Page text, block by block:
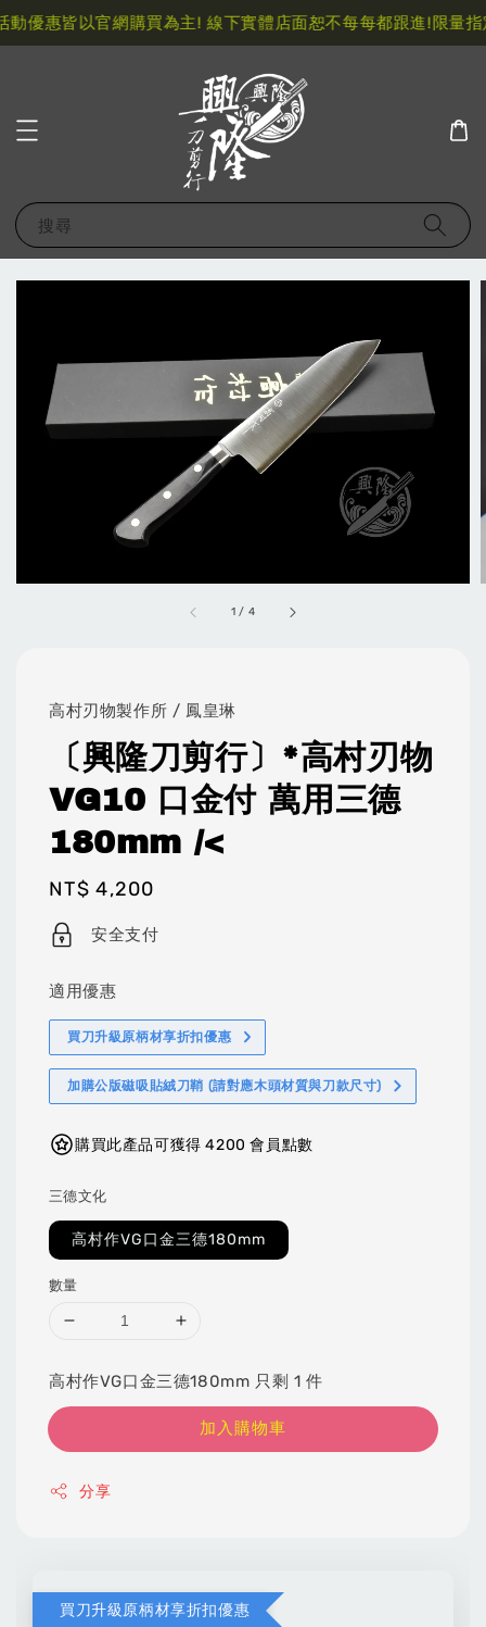
優惠皆以官網購買為主! 線下實體店面恕不每每都跟進!限量指
搜尋
1 / 4
高村刃物製作所 / 鳳皇琳
〔興隆刀剪行〕*高村刃物
VG10 口金付 萬用三德
180mm /<
Regular
price
NT$ 4,200
安全支付
適用優惠
買刀升級原柄材享折扣優惠
加購公版磁吸貼絨刀鞘 (請對應木頭材質與刀款尺寸)
購買此產品可獲得 4200 會員點數
三德文化
高村作VG口金三德180mm
數量
高村作VG口金三德180mm 只剩 1 件
加入購物車
分享
買刀升級原柄材享折扣優惠